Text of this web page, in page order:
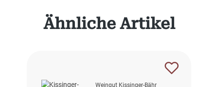
Produktgalerie überspringen
Ähnliche Artikel
Weingut Kissinger-Bähr